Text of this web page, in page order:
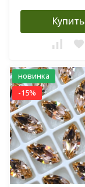
Купить
новинка
-15%